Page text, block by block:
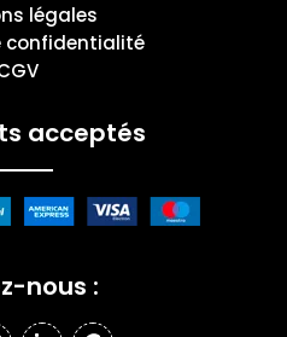
légales
confidentialité
acceptés
nous :